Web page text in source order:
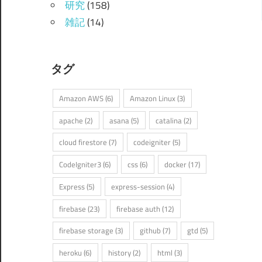
研究(158)
雑記(14)
タグ
Amazon AWS(6) Amazon Linux(3)
apache (2) asana (5) catalina (2)
cloud firestore (7) codeigniter (5)
CodeIgniter3(6) css(6) docker (17)
Express(5) express-session (4)
firebase (23) firebase auth (12)
firebase storage (3) github (7) gtd (5)
heroku (6) history(2) html (3)